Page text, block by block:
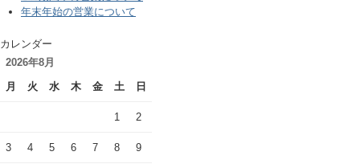
年末年始の営業について
カレンダー
2026年8月
月
火 水 木 金 土 日
1 2
3 4 5 6 7 8 9